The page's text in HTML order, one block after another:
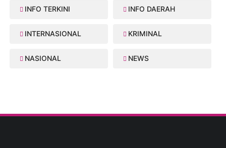
INFO TERKINI INFO DAERAH
INTERNASIONAL KRIMINAL
NASIONAL NEWS